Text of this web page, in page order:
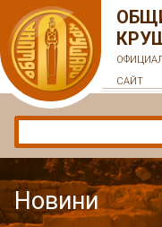
САЙТ
Новини